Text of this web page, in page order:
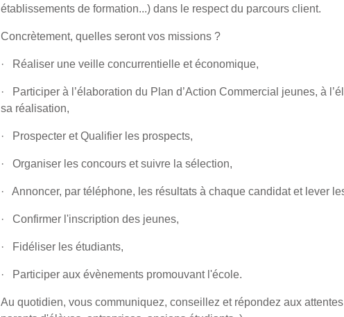
établissements de formation...) dans le respect du parcours client.
Concrètement, quelles seront vos missions ?
· Réaliser une veille concurrentielle et économique,
· Participer à l’élaboration du Plan d’Action Commercial jeunes, à
sa réalisation,
· Prospecter et Qualifier les prospects,
· Organiser les concours et suivre la sélection,
· Annoncer, par téléphone, les résultats à chaque candidat et lever
· Confirmer l'inscription des jeunes,
· Fidéliser les étudiants,
· Participer aux évènements promouvant l'école.
Au quotidien, vous communiquez, conseillez et répondez aux